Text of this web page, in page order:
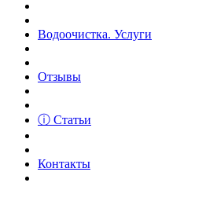
Водоочистка. Услуги
Отзывы
ⓘ Статьи
Контакты